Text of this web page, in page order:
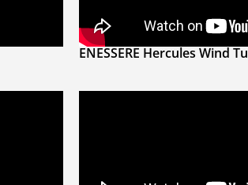
ENESSERE Hercules Wind